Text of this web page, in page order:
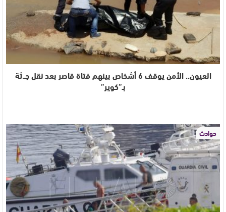
العيون.. الأمن يوقف 6 أشخاص بينهم فتاة قاصر بعد نقل جـ.ثة
بـ”كوير”
حوادث